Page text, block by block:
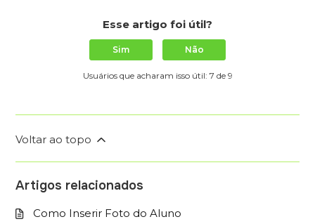
Esse artigo foi útil?
Sim Não
Usuários que acharam isso útil: 7 de 9
Voltar ao topo
Artigos relacionados
Como Inserir Foto do Aluno